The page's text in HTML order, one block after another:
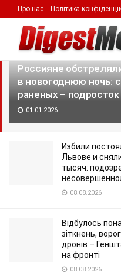
LATEST TRENDING
Россияне
в новогоднюю ночь:
раненых – подросток
01.01.2026
Избили
Львове и
тысяч:
08.08.2026
Відбулось
зіткнень,
дронів –
на фронті
08.08.2026
Про нас Політика